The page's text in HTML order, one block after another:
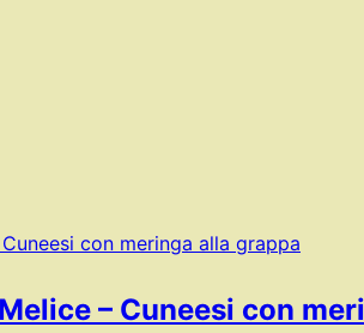
– Cuneesi con